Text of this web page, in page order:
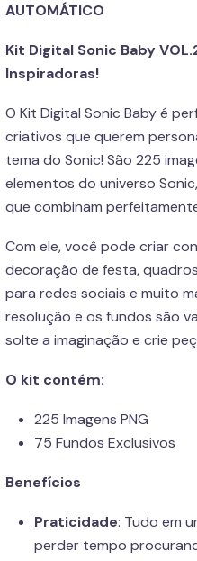
AUTOMÁTICO
Kit Digital Sonic Baby
Inspiradoras!
O Kit Digital Sonic Baby é
criativos que querem
tema do Sonic! São 225
elementos do universo
que combinam
Com ele, você pode criar
decoração de festa,
para redes sociais e muito
resolução e os fundos são
solte a imaginação e crie
O kit contém:
225 Imagens PNG
75 Fundos Exclusivos
Benefícios
Praticidade: Tudo em
perder tempo